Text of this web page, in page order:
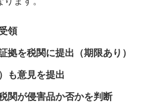
領
拠を税関に提出（期限あり）
も意見を提出
関が侵害品か否かを判断